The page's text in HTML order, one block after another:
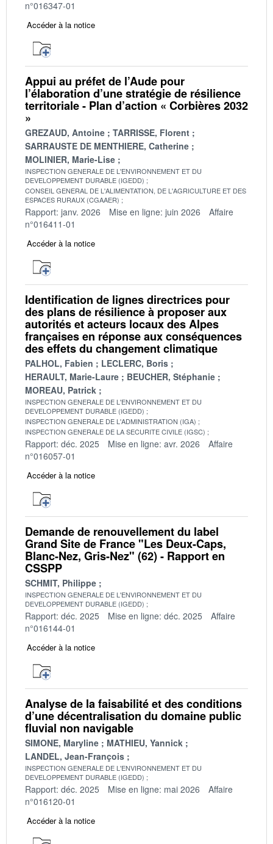
n°016347-01
Accéder à la notice
Appui au préfet de l’Aude pour
l’élaboration d’une stratégie de résilience
territoriale - Plan d’action « Corbières 2032
»
GREZAUD, Antoine
TARRISSE, Florent
SARRAUSTE DE MENTHIERE, Catherine
MOLINIER, Marie-Lise
INSPECTION GENERALE DE L'ENVIRONNEMENT ET DU
DEVELOPPEMENT DURABLE (IGEDD)
CONSEIL GENERAL DE L'ALIMENTATION, DE L'AGRICULTURE ET DES
ESPACES RURAUX (CGAAER)
Rapport: janv. 2026 Mise en ligne: juin 2026
Affaire
n°016411-01
Accéder à la notice
Identification de lignes directrices pour
des plans de résilience à proposer aux
autorités et acteurs locaux des Alpes
françaises en réponse aux conséquences
des effets du changement climatique
PALHOL, Fabien
LECLERC, Boris
HERAULT, Marie-Laure
BEUCHER, Stéphanie
MOREAU, Patrick
INSPECTION GENERALE DE L'ENVIRONNEMENT ET DU
DEVELOPPEMENT DURABLE (IGEDD)
INSPECTION GENERALE DE L'ADMINISTRATION (IGA)
INSPECTION GENERALE DE LA SECURITE CIVILE (IGSC)
Rapport: déc. 2025 Mise en ligne: avr. 2026
Affaire
n°016057-01
Accéder à la notice
Demande de renouvellement du label
Grand Site de France "Les Deux-Caps,
Blanc-Nez, Gris-Nez" (62) - Rapport en
CSSPP
SCHMIT, Philippe
INSPECTION GENERALE DE L'ENVIRONNEMENT ET DU
DEVELOPPEMENT DURABLE (IGEDD)
Rapport: déc. 2025 Mise en ligne: déc. 2025
Affaire
n°016144-01
Accéder à la notice
Analyse de la faisabilité et des conditions
d’une décentralisation du domaine public
fluvial non navigable
SIMONE, Maryline
MATHIEU, Yannick
LANDEL, Jean-François
INSPECTION GENERALE DE L'ENVIRONNEMENT ET DU
DEVELOPPEMENT DURABLE (IGEDD)
Rapport: déc. 2025 Mise en ligne: mai 2026
Affaire
n°016120-01
Accéder à la notice